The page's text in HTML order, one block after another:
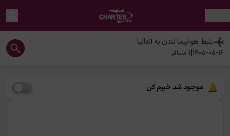
بلیط هواپیمالندن بهآنتالیا
1405-05-16
|
1 مسافر
موجود شد خبرم کن